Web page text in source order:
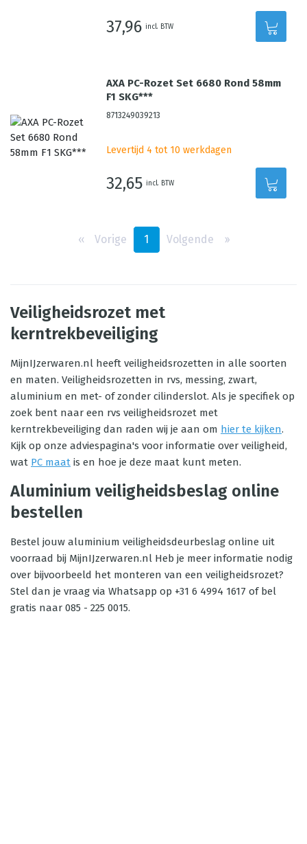
37,96 incl. BTW
AXA PC-Rozet Set 6680 Rond 58mm
F1 SKG***
8713249039213
Levertijd 4 tot 10 werkdagen
32,65 incl. BTW
‹‹ Vorige 1 Volgende ››
Veiligheidsrozet met
kerntrekbeveiliging
MijnIJzerwaren.nl heeft veiligheidsrozetten in alle soorten
en maten. Veiligheidsrozetten in rvs, messing, zwart,
aluminium en met- of zonder cilinderslot. Als je specifiek op
zoek bent naar een rvs veiligheidsrozet met
kerntrekbeveiliging dan raden wij je aan om hier te kijken.
Kijk op onze adviespagina's voor informatie over veiligheid,
wat PC maat is en hoe je deze maat kunt meten.
Aluminium veiligheidsbeslag online
bestellen
Bestel jouw aluminium veiligheidsdeurbeslag online uit
voorraad bij MijnIJzerwaren.nl Heb je meer informatie nodig
over bijvoorbeeld het monteren van een veiligheidsrozet?
Stel dan je vraag via Whatsapp op +31 6 4994 1617 of bel
gratis naar 085 - 225 0015.